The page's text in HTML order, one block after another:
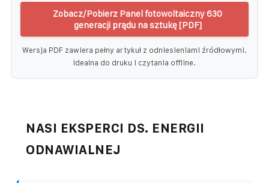
Zobacz/Pobierz Panel fotowoltaiczny 630
generacji prądu na sztukę [PDF]
Wersja PDF zawiera pełny artykuł z odniesieniami źródłowymi.
Idealna do druku i czytania offline.
NASI EKSPERCI DS. ENERGII
ODNAWIALNEJ